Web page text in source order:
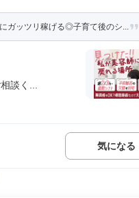
ガッツリ稼げる◎子育て後のシ...
談く...
気になる